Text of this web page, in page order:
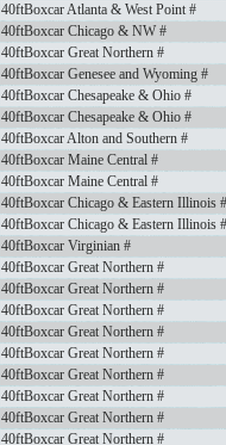
40ftBoxcar Atlanta & West Point #
40ftBoxcar Chicago & NW #
40ftBoxcar Great Northern #
40ftBoxcar Genesee and Wyoming #
40ftBoxcar Chesapeake & Ohio #
40ftBoxcar Chesapeake & Ohio #
40ftBoxcar Alton and Southern #
40ftBoxcar Maine Central #
40ftBoxcar Maine Central #
40ftBoxcar Chicago & Eastern Illinois #
40ftBoxcar Chicago & Eastern Illinois #
40ftBoxcar Virginian #
40ftBoxcar Great Northern #
40ftBoxcar Great Northern #
40ftBoxcar Great Northern #
40ftBoxcar Great Northern #
40ftBoxcar Great Northern #
40ftBoxcar Great Northern #
40ftBoxcar Great Northern #
40ftBoxcar Great Northern #
40ftBoxcar Great Northern #